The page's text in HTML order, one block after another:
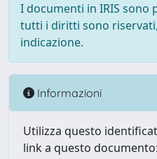
I documenti in IRIS
tutti i diritti sono
indicazione.
Informazioni
Utilizza questo
link a questo documento: